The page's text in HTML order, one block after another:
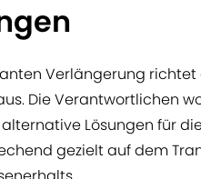
Verlängerung
Die Verantwortlichen
Lösungen für
gezielt auf dem